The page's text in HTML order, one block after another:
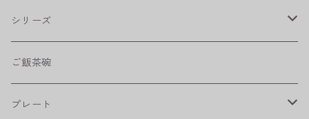
シリーズ
shabby chic style
フラワーパレード
ご飯茶碗
プレート